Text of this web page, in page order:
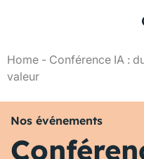
Home - Conférence IA :
valeur
Nos événements